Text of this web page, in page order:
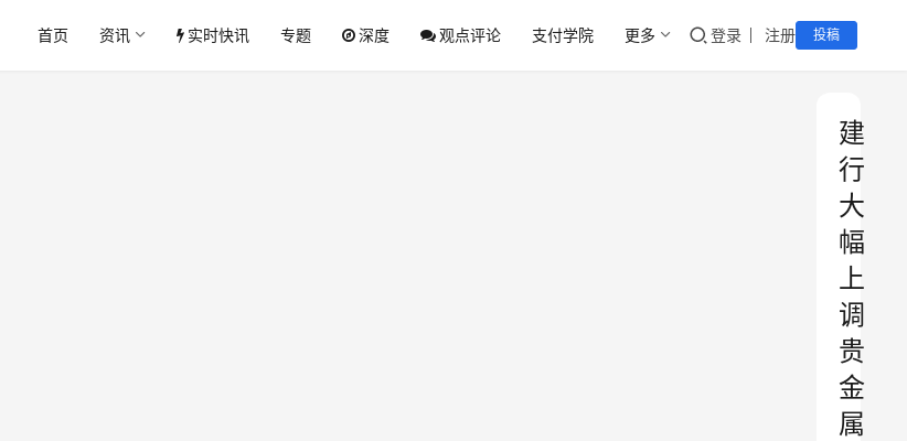
首页 资讯 实时快讯 专题 深度 观点评论 支付学院 更多 登录 注册 投稿
建
行
大
幅
上
调
贵
金
属